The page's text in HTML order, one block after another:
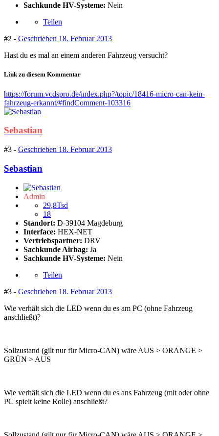
Sachkunde HV-Systeme: Nein
Teilen
#2 - Geschrieben 18. Februar 2013
Hast du es mal an einem anderen Fahrzeug versucht?
Link zu diesem Kommentar
https://forum.vcdspro.de/index.php?/topic/18416-micro-can-kein-
fahrzeug-erkannt/#findComment-103316
Sebastian
#3 - Geschrieben 18. Februar 2013
Sebastian
Admin
29,8Tsd
18
Standort: D-39104 Magdeburg
Interface: HEX-NET
Vertriebspartner: DRV
Sachkunde Airbag: Ja
Sachkunde HV-Systeme: Nein
Teilen
#3 - Geschrieben 18. Februar 2013
Wie verhält sich die LED wenn du es am PC (ohne Fahrzeug
anschließt)?
Sollzustand (gilt nur für Micro-CAN) wäre AUS > ORANGE >
GRÜN > AUS
Wie verhält sich die LED wenn du es ans Fahrzeug (mit oder ohne
PC spielt keine Rolle) anschließt?